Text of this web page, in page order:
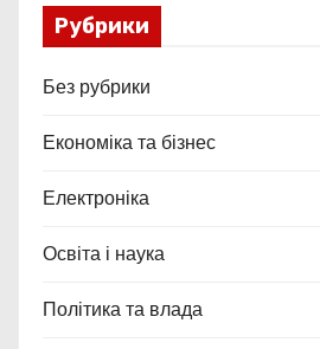
Рубрики
Без рубрики
Економіка та бізнес
Електроніка
Освіта і наука
Політика та влада